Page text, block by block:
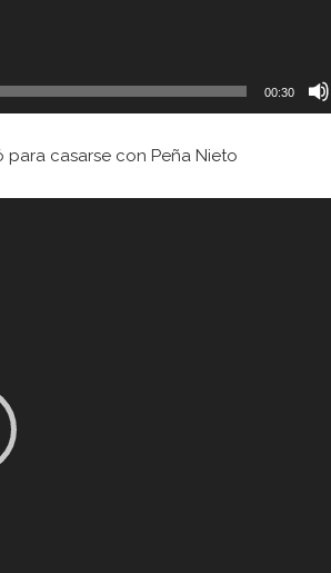
00:30
casarse con Peña Nieto